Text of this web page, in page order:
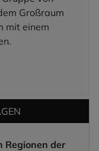
Großraum
mit einem
Regionen der